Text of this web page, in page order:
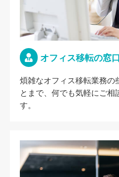
オフィス移転の窓口
煩雑なオフィス移転業務の
とまで、何でも気軽にご相
す。